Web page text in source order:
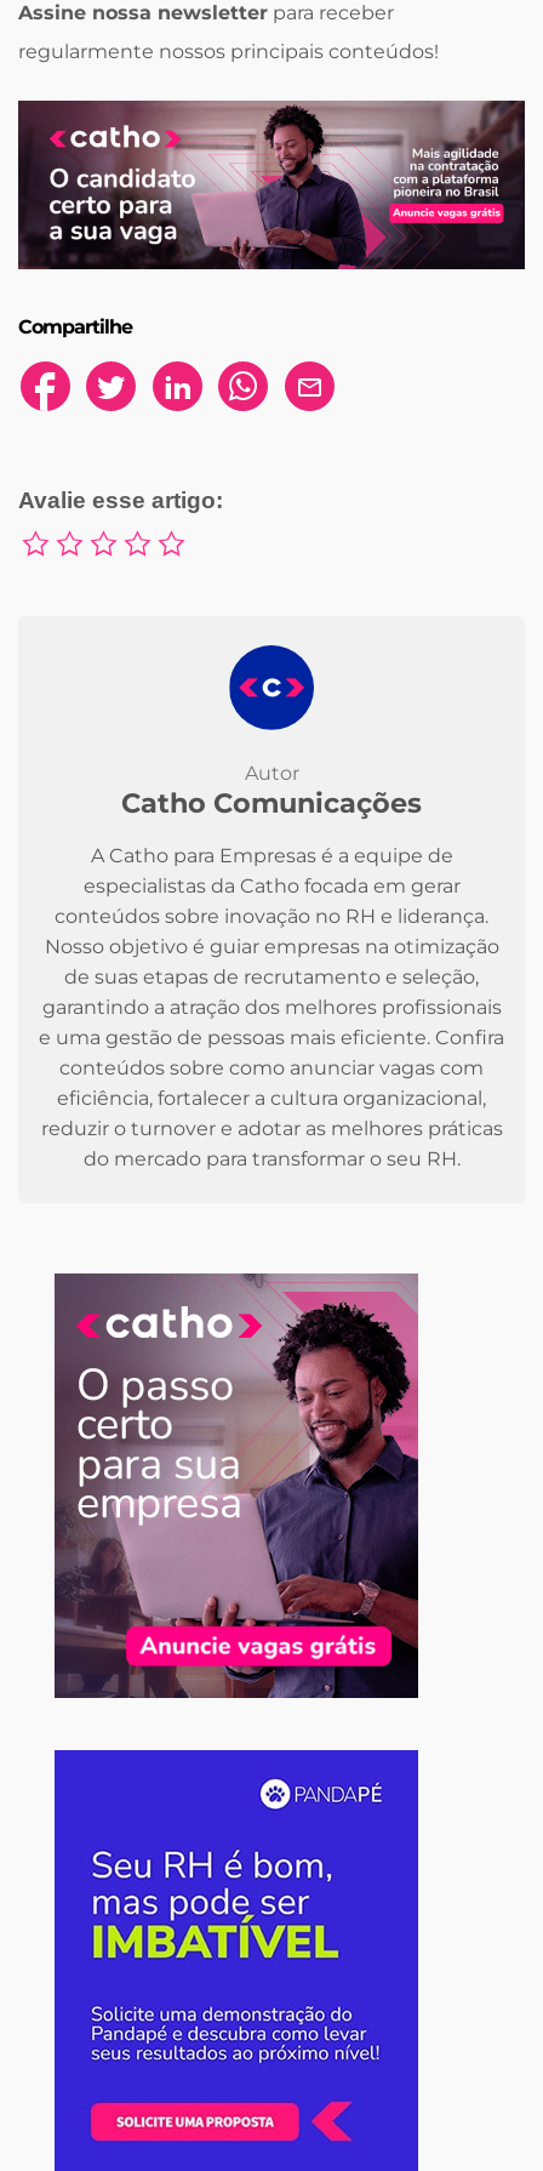
Assine nossa newsletter para receber
regularmente nossos principais conteúdos!
Compartilhe
Avalie esse artigo:
Autor
Catho Comunicações
A Catho para Empresas é a equipe de
especialistas da Catho focada em gerar
conteúdos sobre inovação no RH e liderança.
Nosso objetivo é guiar empresas na otimização
de suas etapas de recrutamento e seleção,
garantindo a atração dos melhores profissionais
e uma gestão de pessoas mais eficiente. Confira
conteúdos sobre como anunciar vagas com
eficiência, fortalecer a cultura organizacional,
reduzir o turnover e adotar as melhores práticas
do mercado para transformar o seu RH.